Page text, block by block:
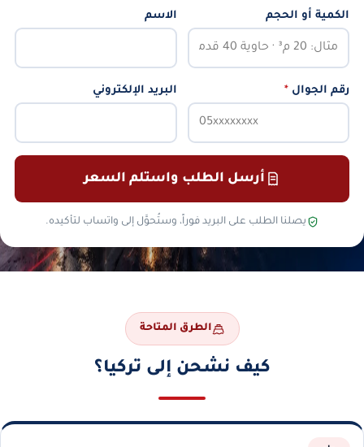
الكمية أو الحجم الاسم
رقم الجوال * البريد الإلكتروني
أرسل الطلب واستلم السعر
يصلنا الطلب على البريد فوراً، وستُحوَّل إلى واتساب لتأكيده.
الطرق المتاحة
كيف نشحن إلى تركيا؟